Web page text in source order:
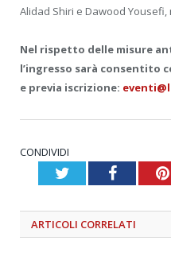
Alidad Shiri e Dawood
Nel rispetto delle misure
l’ingresso sarà consentito
e previa iscrizione:
CONDIVIDI
TwitterFacebook
ARTICOLI CORRELATI